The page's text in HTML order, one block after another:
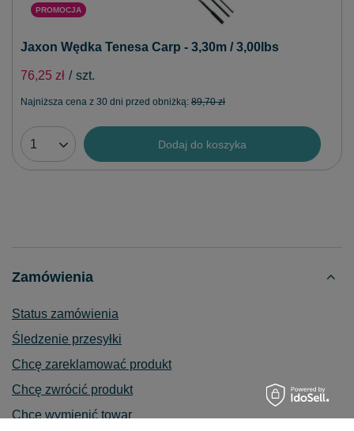
PROMOCJA
Jaxon Wędka Tenesa Carp - 3,30m / 3,00lbs
76,25 zł / szt.
Najniższa cena z 30 dni przed obniżką: 89,70 zł
Dodaj do koszyka
Zamówienia
Status zamówienia
Śledzenie przesyłki
Chcę zareklamować produkt
Chcę zwrócić produkt
Chcę wymienić towar